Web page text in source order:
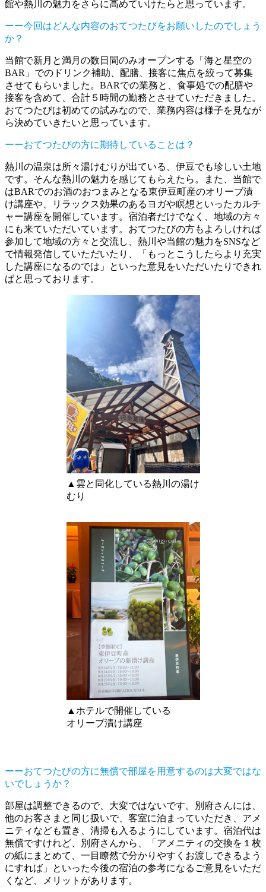
館や熱川の魅力をさらに高めていけたらと思っています。
ーー今回はどんな内容のおてつたびをお願いしたのでしょう
か？
当館で新月と満月の数日間のみオープンする「海と星空の
BAR」でのドリンク補助、配膳、接客に焦点を絞って募集
させてもらいました。BARでの業務と、食事処での配膳や
接客を含めて、合計５時間の勤務とさせていただきました。
おてつたびは初めての試みなので、業務内容は様子を見なが
ら決めていきたいと思っています。
ーーおてつたびの方に期待していることは？
熱川の温泉は所々湯けむりが出ている、伊豆でも珍しい土地
です。そんな熱川の魅力を感じてもらえたら。また、当館で
はBARでのお酒のおつまみとなる東伊豆町産のオリーブ漬
け講座や、リラックス効果のあるヨガや瞑想といったカルチ
ャー講座を開催しています。宿泊者だけでなく、地域の方々
にも来ていただいています。おてつたびの方もよろしければ
参加して地域の方々と交流し、熱川や当館の魅力をSNSなど
で情報発信していただいたり、「もっとこうしたらより充実
した講座になるのでは」といった意見をいただいたりできれ
ばと思っております。
▲雲と同化している熱川の湯け
むり
▲ホテルで開催している
オリーブ漬け講座
ーーおてつたびの方に無償で部屋を用意するのは大変ではな
いでしょうか？
部屋は調整できるので、大変ではないです。別府さんには、
他のお客さまと同じ扱いで、客室に泊まっていただき、アメ
ニティなども置き、清掃も入るようにしています。宿泊代は
無償ですけれど、別府さんから、「アメニティの交換を１枚
の紙にまとめて、一目瞭然で分かりやすくお渡しできるよう
にすれば」といった今後の宿泊の参考になるご意見をいただ
くなど、メリットがあります。